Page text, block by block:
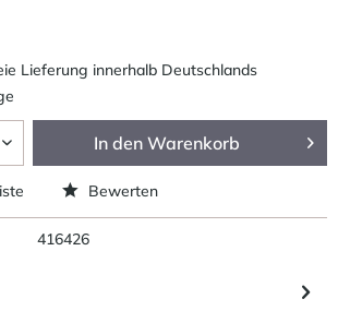
Lieferung innerhalb Deutschlands
In den Warenkorb
Bewerten
416426